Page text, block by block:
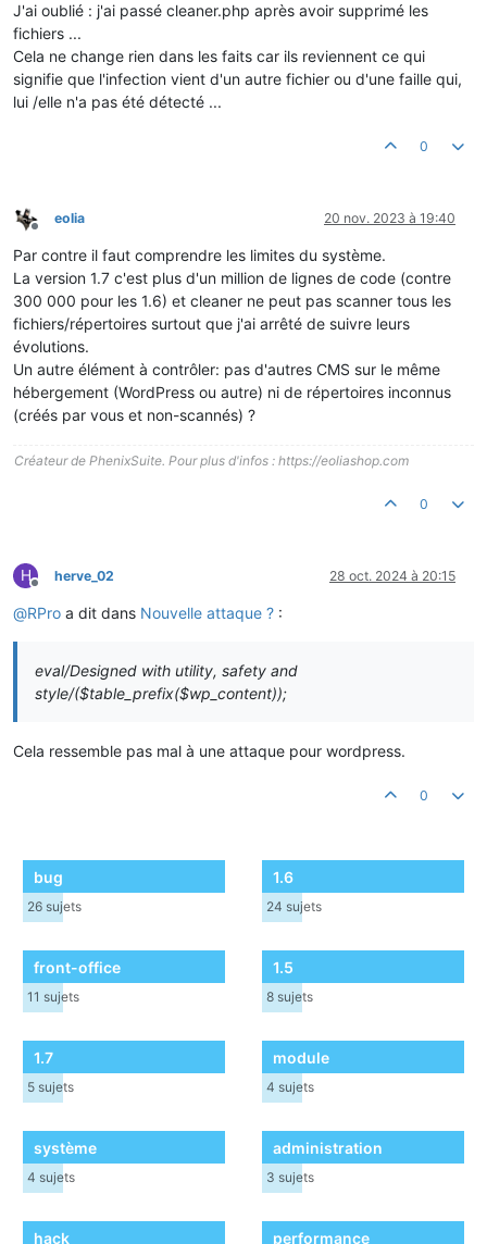
J'ai oublié : j'ai passé cleaner.php après avoir supprimé les
fichiers ...
Cela ne change rien dans les faits car ils reviennent ce qui
signifie que l'infection vient d'un autre fichier ou d'une faille qui,
lui /elle n'a pas été détecté ...
0
Hors-ligne
eolia 20 nov. 2023 à 19:40
Par contre il faut comprendre les limites du système.
La version 1.7 c'est plus d'un million de lignes de code (contre
300 000 pour les 1.6) et cleaner ne peut pas scanner tous les
fichiers/répertoires surtout que j'ai arrêté de suivre leurs
évolutions.
Un autre élément à contrôler: pas d'autres CMS sur le même
hébergement (WordPress ou autre) ni de répertoires inconnus
(créés par vous et non-scannés) ?
Créateur de PhenixSuite. Pour plus d'infos : https://eoliashop.com
0
H
Hors-ligne
herve_02 28 oct. 2024 à 20:15
@RPro a dit dans Nouvelle attaque ? :
eval/Designed with utility, safety and
style/($table_prefix($wp_content));
Cela ressemble pas mal à une attaque pour wordpress.
0
bug
26 sujets
1.6
24 sujets
front-office
11 sujets
1.5
8 sujets
1.7
5 sujets
module
4 sujets
système
4 sujets
administration
3 sujets
hack performance